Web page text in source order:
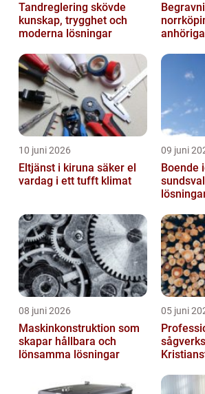
Tandreglering skövde
kunskap, trygghet och
moderna lösningar
norrköping så
10 juni 2026
Eltjänst i kiruna säker el
vardag i ett tufft klimat
09 juni
Boende
08 juni 2026
Maskinkonstruktion som
skapar hållbara och
lönsamma lösningar
05 juni